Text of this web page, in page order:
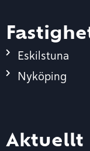
Eskilstuna
Nyköping
Aktuellt